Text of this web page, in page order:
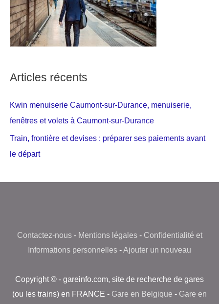
Articles récents
Kwin menuiserie Caumont-sur-Durance, menuiserie,
fenêtres et volets à Caumont-sur-Durance
Train, frontière et devises : préparer ses paiements avant
le départ
Contactez-nous- Mentions légales- Confidentialité et
Informations personnelles -Ajouter un nouveau
Copyright © - gareinfo.com, site de recherche de gares
(ou les trains) en FRANCE - Gare en Belgique - Gare en